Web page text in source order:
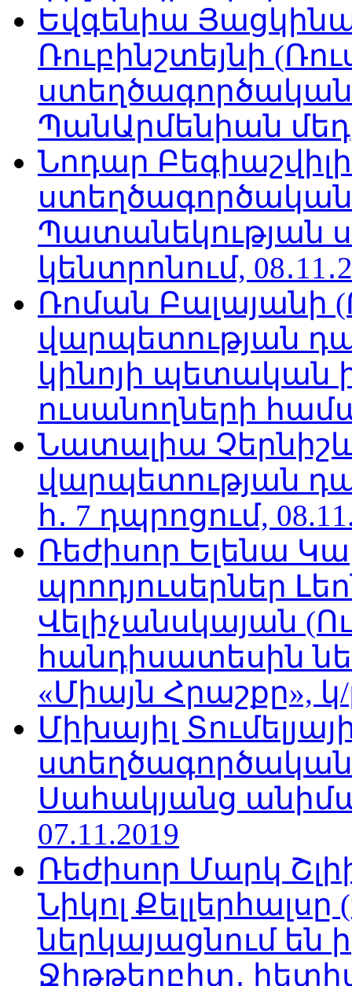
Եվգենիա
Ռուբինշտեյնի
ՊանԱրմենիան
Նոդար
Պատանեկության
կենտրոնում,
Ռոման Բալայանի
վարպետության
կինոյի պետական
ուսանողների
Նատալիա
վարպետության
հ․ 7 դպրոցում,
Ռեժիսոր Ելենա
պրոդյուսերներ
Վելիչանսկայան
հանդիսատեսին
«Միայն Հրաշքը», կ/
Միխայիլ
Սահակյանց
07.11.2019
Ռեժիսոր Մարկ
Նիկոլ
ներկայացնում են
Ջիթթերբիտ․